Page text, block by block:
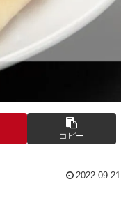
コピー
2022.09.21